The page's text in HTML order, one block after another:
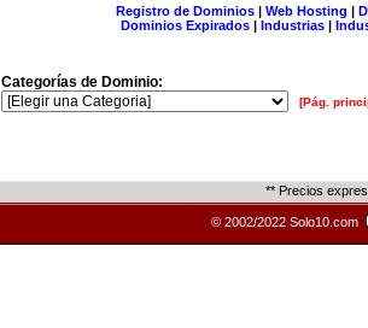
Registro de Dominios| Web Hosting |
Dominios Expirados | Industrias |
Categorías de Dominio:
[Pág.
** Precios
© 2002/2022 Solo10.com